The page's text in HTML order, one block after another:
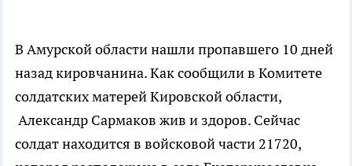
В Амурской области нашли пропавшего 10 дней
назад кировчанина. Как сообщили в Комитете
солдатских матерей Кировской области,
Александр Сармаков жив и здоров. Сейчас
солдат находится в войсковой части 21720,